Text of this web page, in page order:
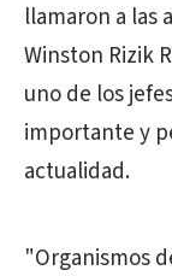
llamaron a las
Winston Rizik
uno de los
importante y
actualidad.
"Organismos